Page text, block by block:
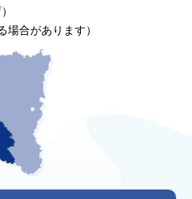
場合があります）